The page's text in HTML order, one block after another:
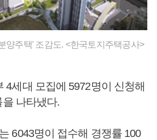
양주택' 조감도. <한국토지주택공사>
4세대 모집에 5972명이 신청해
나타냈다.
6043명이 접수해 경쟁률 100